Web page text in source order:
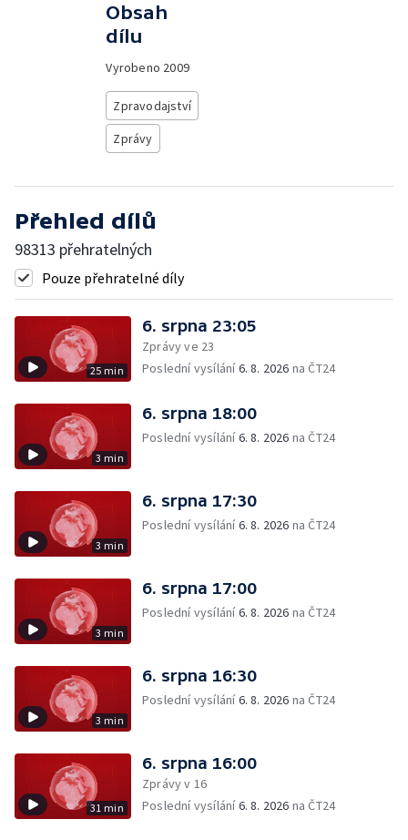
Obsah
dílu
Vyrobeno 2009
Zpravodajství
Zprávy
Přehled dílů
98313 přehratelných
Pouze přehratelné díly
25 min
6. srpna 23:05
Zprávy ve 23
Poslední vysílání6. 8. 2026 na ČT24
3 min
6. srpna 18:00
Poslední vysílání6. 8. 2026 na ČT24
3 min
6. srpna 17:30
Poslední vysílání6. 8. 2026 na ČT24
3 min
6. srpna 17:00
Poslední vysílání6. 8. 2026 na ČT24
3 min
6. srpna 16:30
Poslední vysílání6. 8. 2026 na ČT24
31 min
6. srpna 16:00
Zprávy v 16
Poslední vysílání6. 8. 2026 na ČT24